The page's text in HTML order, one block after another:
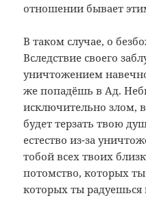
отношении бывает
В таком случае, о
Вследствие своего
уничтожением
же попадёшь в Ад.
исключительно злом,
будет терзать твою
естество из-за
тобой всех твоих
потомство, которых
которых ты радуешься